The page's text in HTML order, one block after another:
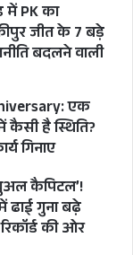
में PK का
जीत के 7 बड़े
बदलने वाली
एक
कैसी है स्थिति?
गिनाए
कैपिटल’!
ढाई गुना बढ़े
रिकॉर्ड की ओर